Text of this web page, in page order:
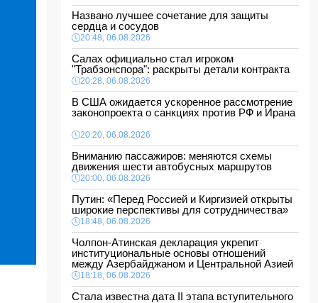
Названо лучшее сочетание для защиты
сердца и сосудов
20:48, 06.08.2026
Салах официально стал игроком
"Трабзонспора": раскрыты детали контракта
20:28, 06.08.2026
В США ожидается ускоренное рассмотрение
законопроекта о санкциях против РФ и Ирана
20:20, 06.08.2026
Вниманию пассажиров: меняются схемы
движения шести автобусных маршрутов
20:00, 06.08.2026
Путин: «Перед Россией и Киргизией открыты
широкие перспективы для сотрудничества»
18:48, 06.08.2026
Чолпон-Атинская декларация укрепит
институциональные основы отношений
между Азербайджаном и Центральной Азией
18:18, 06.08.2026
Стала известна дата II этапа вступительного